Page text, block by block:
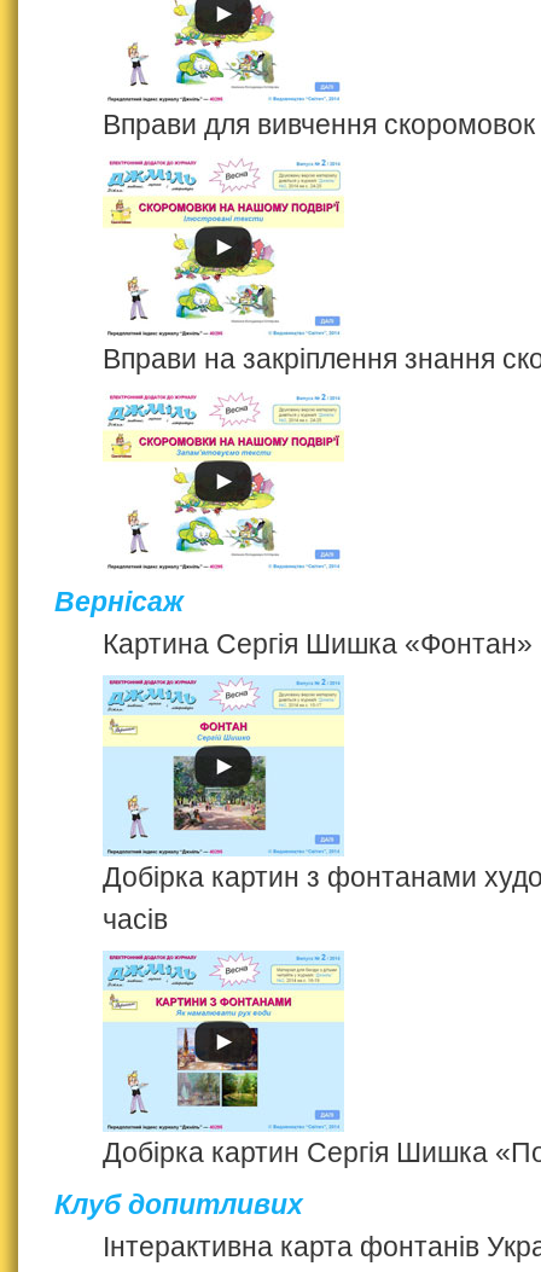
Вправи для вивчення скоромовок
Вправи на закріплення знання
Вернісаж
Картина Сергія Шишка «Фонтан»
Добірка картин з фонтанами
часів
Добірка картин Сергія Шишка
Клуб допитливих
Інтерактивна карта фонтанів